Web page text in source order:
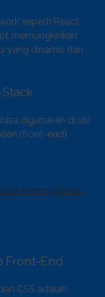
seperti React,
memungkinkan
yang dinamis dan
digunakan di sisi
(front-end).
Pemrograman
Front-End
CSS adalah